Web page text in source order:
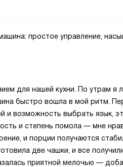
простое управление,
для нашей кухни. По утрам я
быстро вошла в мой ритм.
и возможность выбрать язык,
и степень помола — мне
и порции получаются
две чашки, и все
приятной мелочью —